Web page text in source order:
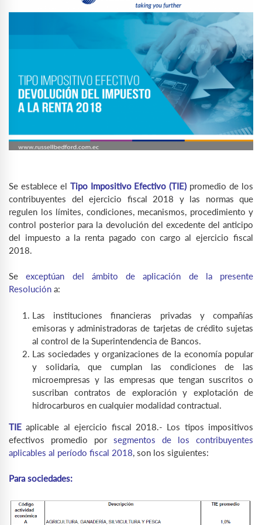
Se establece el TipoImpositivo Efectivo (TIE) promedio de los
contribuyentes del ejercicio fiscal 2018 y las normas que
regulen los límites, condiciones, mecanismos, procedimiento y
control posterior para la devolución del excedente del anticipo
del impuesto a la renta pagado con cargo al ejercicio fiscal
2018.
Seexceptúan del ámbito de aplicación de la presente
Resolución a:
Las instituciones financieras privadas y compañías
emisoras y administradoras de tarjetas de crédito sujetas
al control de la Superintendencia de Bancos.
Las sociedades y organizaciones de la economía popular
y solidaria, que cumplan las condiciones de las
microempresas y las empresas que tengan suscritos o
suscriban contratos de exploración y explotación de
hidrocarburos en cualquier modalidad contractual.
TIE aplicable al ejercicio fiscal 2018.- Los tipos impositivos
efectivos promedio por segmentos de los contribuyentes
aplicables al período fiscal 2018, son los siguientes:
Para sociedades: